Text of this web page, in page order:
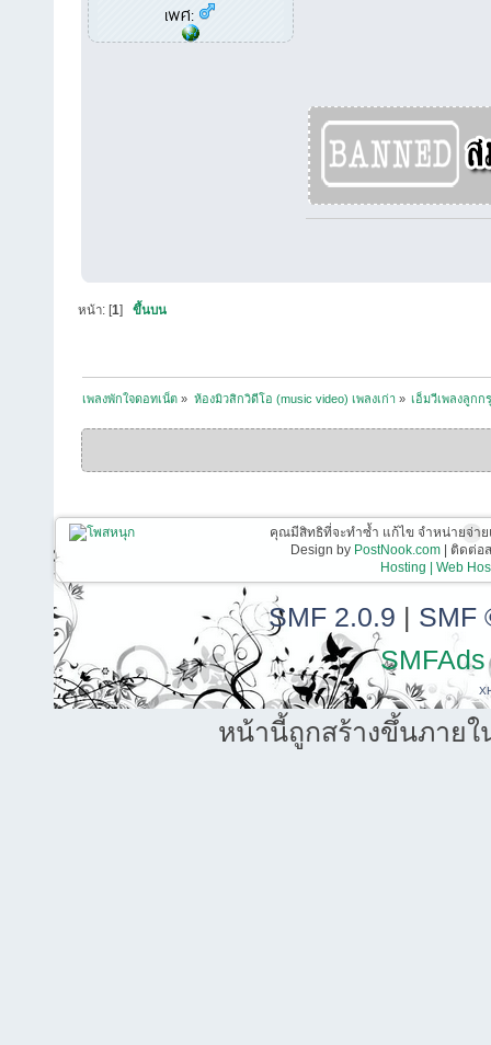
เพศ:
หน้า: [1]ขึ้นบน
เพลงพักใจดอทเน็ต » ห้องมิวสิกวิดีโอ (music video) เพลงเก่า » เอ็มวีเพลงลูกก
คุณมีสิทธิที่จะทำซ้ำ แก้ไข จำหน่ายจ่า
Design by PostNook.com| ติดต่อส
Hosting | Web
SMF 2.0.9 | SMF
SMFAds
หน้านี้ถูกสร้างขึ้นภายใ